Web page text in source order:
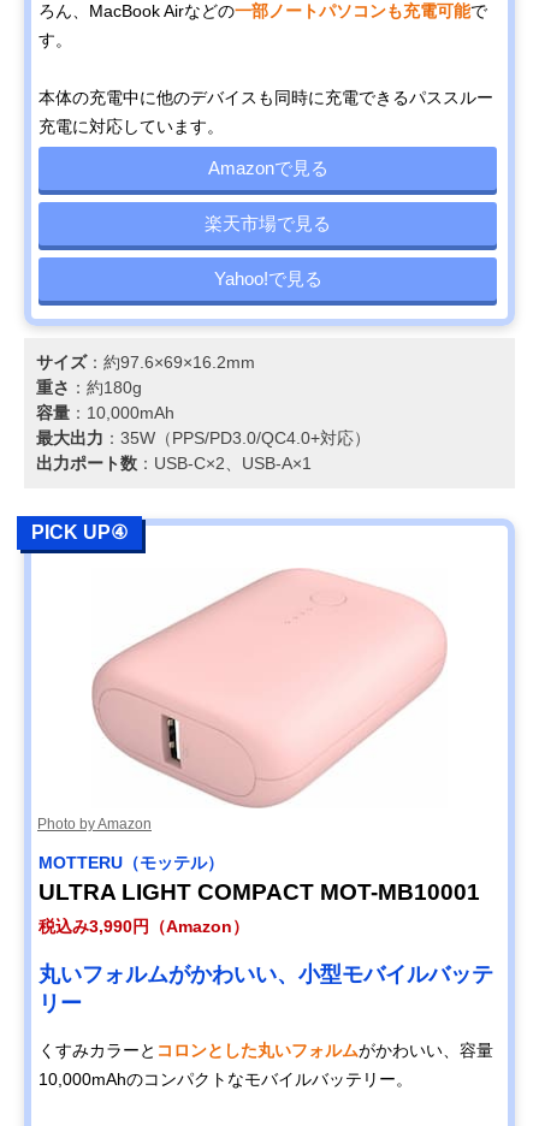
ろん、MacBook Airなどの一部ノートパソコンも充電可能で
す。
本体の充電中に他のデバイスも同時に充電できるパススルー
充電に対応しています。
Amazonで見る
楽天市場で見る
Yahoo!で見る
サイズ：約97.6×69×16.2mm
重さ ：約180g
容量 ：10,000mAh
最大出力 ：35W（PPS/PD3.0/QC4.0+対応）
出力ポート数 ：USB-C×2、USB-A×1
PICK UP④
Photo by Amazon
MOTTERU（モッテル）
ULTRA LIGHT COMPACT MOT-MB10001
税込み3,990円（Amazon）
丸いフォルムがかわいい、小型モバイルバッテ
リー
くすみカラーと コロンとした丸いフォルムがかわいい、容量
10,000mAhのコンパクトなモバイルバッテリー。